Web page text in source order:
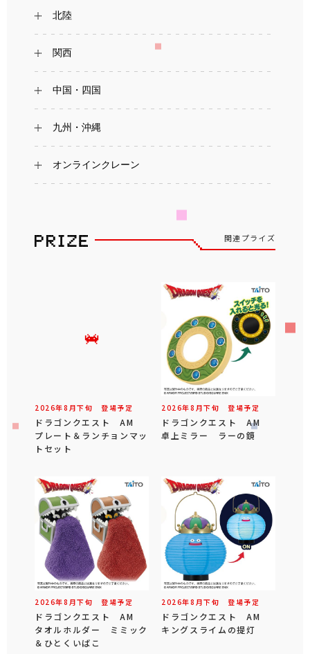
北陸
関西
中国・四国
九州・沖縄
オンラインクレーン
関連プライズ
2026年8 月下旬 登場予定
ドラゴンクエスト AM
プレート＆ランチョンマッ
トセット
2026年8 月下旬 登場予定
ドラゴンクエスト AM
卓上ミラー ラーの鏡
2026年8 月下旬 登場予定
ドラゴンクエスト AM
タオルホルダー ミミック
＆ひとくいばこ
2026年8 月下旬 登場予定
ドラゴンクエスト AM
キングスライムの提灯